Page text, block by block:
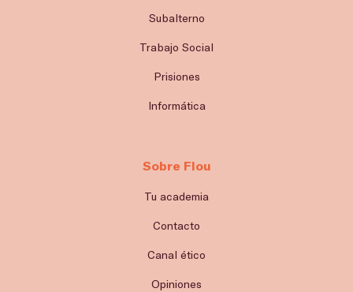
Subalterno
Trabajo Social
Prisiones
Informática
Sobre Flou
Tu academia
Contacto
Canal ético
Opiniones